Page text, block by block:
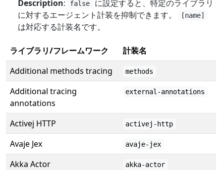
Description: false
に設定すると、特定のライブラリ
に対するエージェント計装を抑制できます。
[name]
は対応する計装名です。
ライブラリ/フレームワーク
計装名
Additional methods tracing
methods
Additional tracing
annotations
external-annotations
Activej HTTP activej-http
Avaje Jex avaje-jex
Akka Actor akka-actor